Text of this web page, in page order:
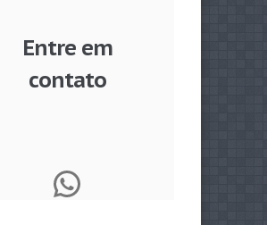
Entre em
contato
WhatsApp